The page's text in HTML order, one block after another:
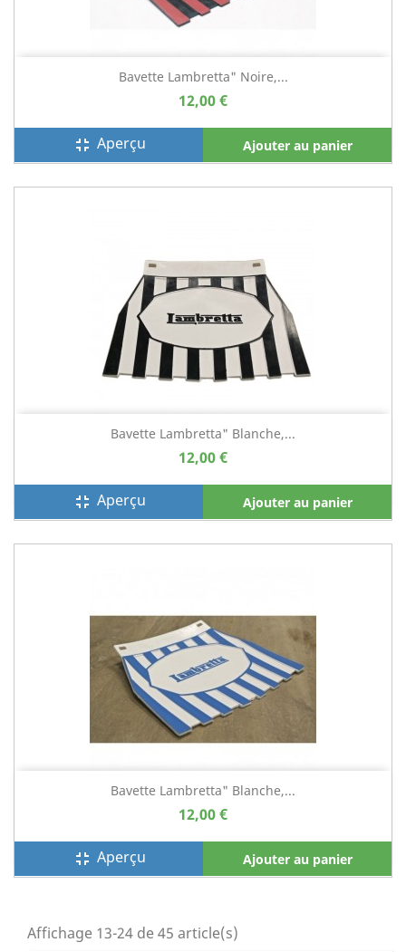
Bavette Lambretta" Noire,...
12,00 €
fullscreen_exit Aperçu Ajouter au panier
Bavette Lambretta" Blanche,...
12,00 €
fullscreen_exit Aperçu Ajouter au panier
Bavette Lambretta" Blanche,...
12,00 €
fullscreen_exit Aperçu Ajouter au panier
Affichage 13-24 de 45 article(s)